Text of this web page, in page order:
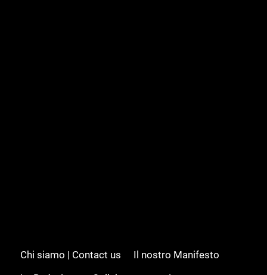
Chi siamo | Contact us
Il nostro Manifesto